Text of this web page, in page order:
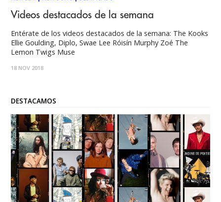
Videos destacados de la semana
Entérate de los videos destacados de la semana: The Kooks
Ellie Goulding, Diplo, Swae Lee Róisín Murphy Zoé The
Lemon Twigs Muse
18 NOV 2018
DESTACAMOS